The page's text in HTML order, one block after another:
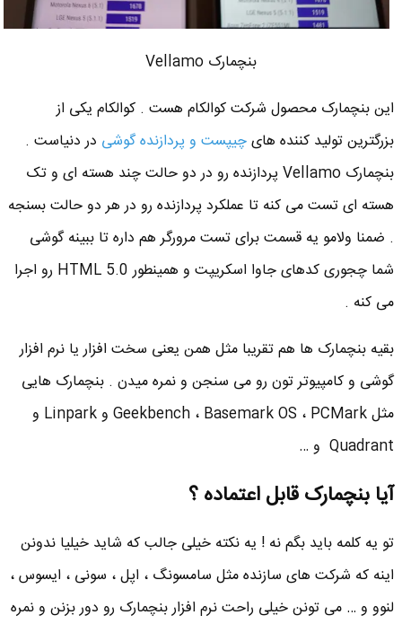
بنچمارک Vellamo
این بنچمارک محصول شرکت کوالکام هست . کوالکام یکی از
بزرگترین تولید کننده هایچیپست و پردازنده گوشی در دنیاست .
بنچمارک Vellamo پردازنده رو در دو حالت چند هسته ای و تک
هسته ای تست می کنه تا عملکرد پردازنده رو در هر دو حالت بسنجه
. ضمنا ولامو یه قسمت برای تست مرورگر هم داره تا ببینه گوشی
شما چجوری کدهای جاوا اسکریپت و همینطور HTML 5.0 رو اجرا
می کنه .
بقیه بنچمارک ها هم تقریبا مثل همن یعنی سخت افزار یا نرم افزار
گوشی و کامپیوتر تون رو می سنجن و نمره میدن . بنچمارک هایی
مثل Geekbench ، Basemark OS ، PCMark و Linpark و
Quadrant و …
آیا بنچمارک قابل اعتماده ؟
تو یه کلمه باید بگم نه ! یه نکته خیلی جالب که شاید خیلیا ندونن
اینه که شرکت های سازنده مثل سامسونگ ، اپل ، سونی ، ایسوس ،
لنوو و … می تونن خیلی راحت نرم افزار بنچمارک رو دور بزنن و نمره